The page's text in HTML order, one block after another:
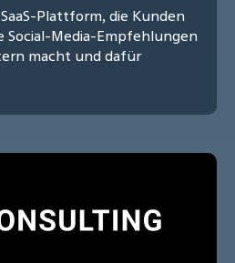
SaaS-Plattform, die Kunden
Media-Empfehlungen
macht und dafür